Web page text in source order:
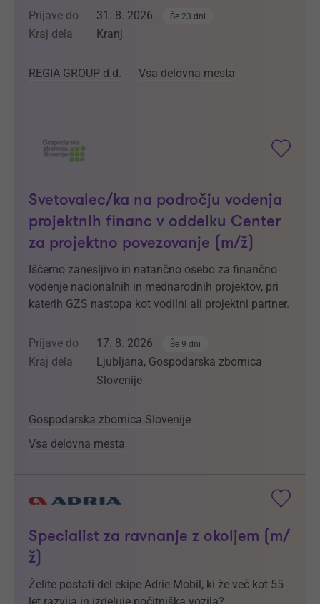
Prijave do 31. 8. 2026 Še 23 dni
Kraj dela Kranj
REGIA GROUP d.d. Vsa delovna mesta
Svetovalec/ka na področju vodenja
projektnih financ v oddelku Center
za projektno povezovanje (m/ž)
Iščemo zanesljivo in natančno osebo za finančno
vodenje nacionalnih in mednarodnih projektov, pri
katerih GZS nastopa kot vodilni ali projektni partner.
Prijave do 17. 8. 2026 Še 9 dni
Kraj dela
Ljubljana, Gospodarska zbornica
Slovenije
Gospodarska zbornica Slovenije
Vsa delovna mesta
Specialist za ravnanje z okoljem (m/
ž)
Želite postati del ekipe Adrie Mobil, ki že več kot 55